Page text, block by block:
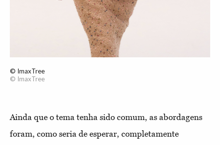
© ImaxTree
© ImaxTree
Ainda que o tema tenha sido comum, as abordagens
foram, como seria de esperar, completamente